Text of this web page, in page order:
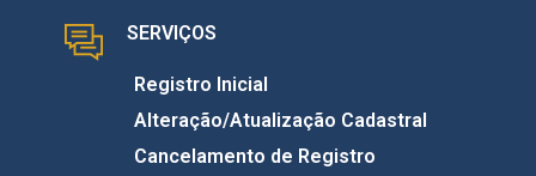
SERVIÇOS
Registro Inicial
Alteração/Atualização Cadastral
Cancelamento de Registro